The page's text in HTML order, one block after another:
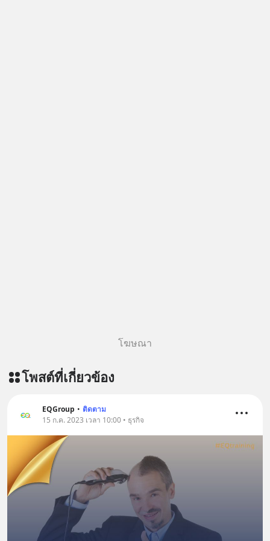
โฆษณา
โพสต์ที่เกี่ยวข้อง
EQGroup • ติดตาม
15 ก.ค. 2023 เวลา 10:00 • ธุรกิจ